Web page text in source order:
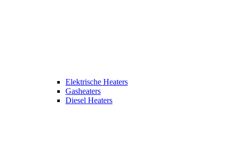
Elektrische Heaters
Gasheaters
Diesel Heaters